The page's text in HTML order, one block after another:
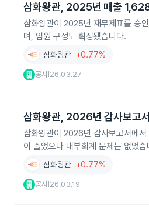
삼화왕관, 2025년 매출
삼화왕관이 2025년 재무제표를 승
며, 임원 구성도 확정됐습니다.
삼화왕관 +0.77%
공시 26.03.27
삼화왕관, 2026년 감사보고
삼화왕관이 2026년 감사보고서에
이 줄었으나 내부회계 문제는 없었습
삼화왕관 +0.77%
공시 26.03.19